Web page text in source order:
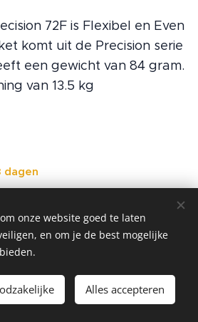
72F is Flexibel en Even
komt uit de Precision serie
een gewicht van 84 gram.
van 13.5 kg
dagen
rechten voorbehouden
Cookies
onze website goed te laten
en om je de best mogelijke
Alles accepteren